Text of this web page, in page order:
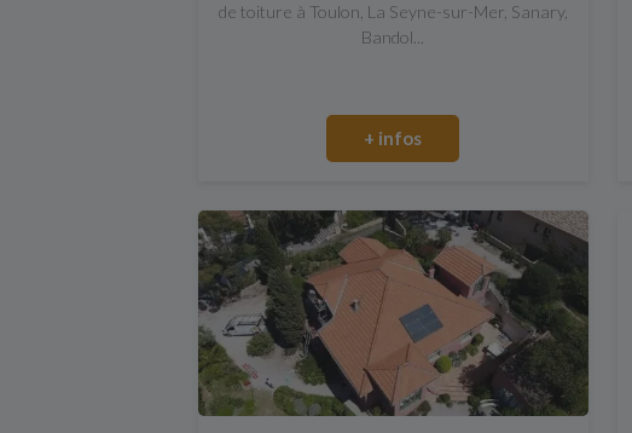
de toiture à Toulon, La Seyne-sur-Mer, Sanary,
Bandol...
+ infos